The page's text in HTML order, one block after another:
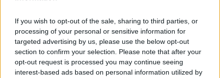
If you wish to opt-out of the sale, sharing to third parties, or
processing of your personal or sensitive information for
targeted advertising by us, please use the below opt-out
section to confirm your selection. Please note that after your
opt-out request is processed you may continue seeing
interest-based ads based on personal information utilized by
Man brukar kunna klicka på en ögonsymbol som gör att tecknen
visas istället för punkterna.
2026-01-01, 04:01 #
HotPopcorn
Medlem
Inlägg: 851